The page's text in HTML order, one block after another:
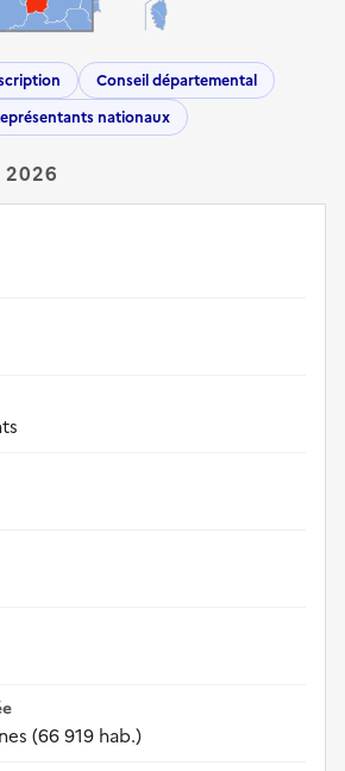
Conseil départemental
nationaux
2026
(66 919 hab.)